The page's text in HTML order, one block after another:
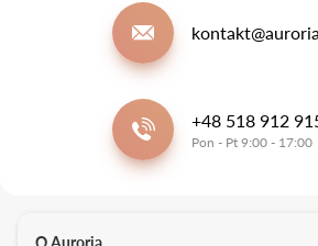
+48 518 912
Pon - Pt 9:00 - 17:00
O Auroria